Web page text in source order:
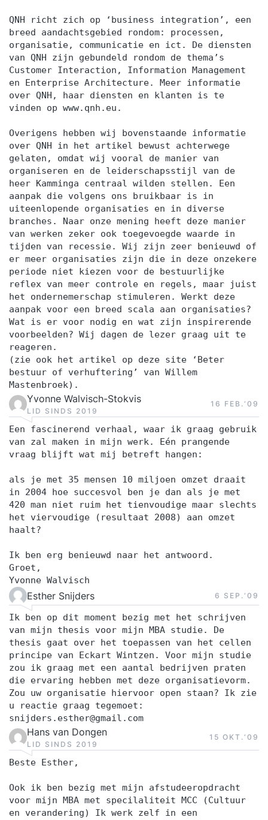
QNH richt zich op ‘business integration’, een
breed aandachtsgebied rondom: processen,
organisatie, communicatie en ict. De diensten
van QNH zijn gebundeld rondom de thema’s
Customer Interaction, Information Management
en Enterprise Architecture. Meer informatie
over QNH, haar diensten en klanten is te
vinden op www.qnh.eu.
Overigens hebben wij bovenstaande informatie
over QNH in het artikel bewust achterwege
gelaten, omdat wij vooral de manier van
organiseren en de leiderschapsstijl van de
heer Kamminga centraal wilden stellen. Een
aanpak die volgens ons bruikbaar is in
uiteenlopende organisaties en in diverse
branches. Naar onze mening heeft deze manier
van werken zeker ook toegevoegde waarde in
tijden van recessie. Wij zijn zeer benieuwd of
er meer organisaties zijn die in deze onzekere
periode niet kiezen voor de bestuurlijke
reflex van meer controle en regels, maar juist
het ondernemerschap stimuleren. Werkt deze
aanpak voor een breed scala aan organisaties?
Wat is er voor nodig en wat zijn inspirerende
voorbeelden? Wij dagen de lezer graag uit te
reageren.
(zie ook het artikel op deze site ‘Beter
bestuur of verhuftering’ van Willem
Mastenbroek).
Yvonne Walvisch-Stokvis
LID SINDS 2019
16 FEB.‘09
Een fascinerend verhaal, waar ik graag gebruik
van zal maken in mijn werk. Eén prangende
vraag blijft wat mij betreft hangen:
als je met 35 mensen 10 miljoen omzet draait
in 2004 hoe succesvol ben je dan als je met
420 man niet ruim het tienvoudige maar slechts
het viervoudige (resultaat 2008) aan omzet
haalt?
Ik ben erg benieuwd naar het antwoord.
Groet,
Yvonne Walvisch
Esther Snijders 6 SEP.‘09
Ik ben op dit moment bezig met het schrijven
van mijn thesis voor mijn MBA studie. De
thesis gaat over het toepassen van het cellen
principe van Eckart Wintzen. Voor mijn studie
zou ik graag met een aantal bedrijven praten
die ervaring hebben met deze organisatievorm.
Zou uw organisatie hiervoor open staan? Ik zie
u reactie graag tegemoet:
snijders.esther@gmail.com
Hans van Dongen
LID SINDS 2019
15 OKT.‘09
Beste Esther,
Ook ik ben bezig met mijn afstudeeropdracht
voor mijn MBA met specilaliteit MCC (Cultuur
en verandering) Ik werk zelf in een